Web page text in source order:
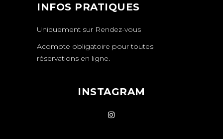
INFOS PRATIQUES
Uniquement sur Rendez-vous
Acompte obligatoire pour toutes
réservations en ligne.
INSTAGRAM